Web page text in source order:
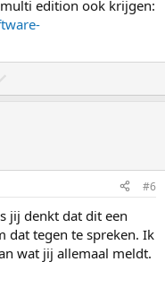
g
edition ook krijgen:
t
o
l
a
a
#6
jij denkt dat dit een
dat tegen te spreken. Ik
wat jij allemaal meldt.